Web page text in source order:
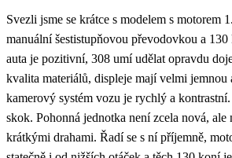
Svezli jsme se krátce s modelem s motorem
manuální šestistupňovou převodovkou a
auta je pozitivní, 308 umí udělat opravdu
kvalita materiálů, displeje mají velmi jemnou
kamerový systém vozu je rychlý a
skok. Pohonná jednotka není zcela nová, ale
krátkými drahami. Řadí se s ní příjemně,